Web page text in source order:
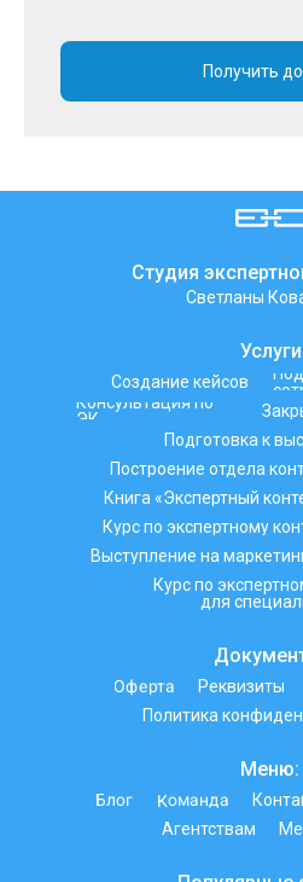
Получить
Книга «Экспертный
Построение отдела
Курс по экспертному
Курс по
для
Выступление на
Создание кейсов
Консультация по
ЭК
Подготовка к
Блог Команда
Агентствам
Меню:
Оферта Реквизиты
Политика
Светланы
Студия